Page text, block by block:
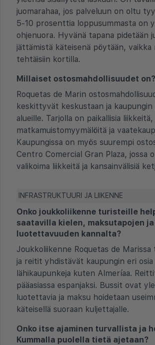
juomarahaa, jos palveluun on oltu
5-10 prosenttia loppusummasta on
ohjenuora. Hyvänä tapana pidetään
jättämistä käteisenä pöytään, vaikka
tehtäisiin kortilla.
Millaiset ostosmahdollisuudet on?
Roquetas de Marin
keskittyvät keskustaan ja kaupungin
alueille. Tarjolla on paikallisia liikkeitä,
matkamuistomyymälöitä ja
Kaupungissa on myös suurempi
Centro Comercial Gran Plaza, jossa
valikoima liikkeitä ja kansainvälisiä
INFRASTRUKTUURI JA LIIKENNE
Onko joukkoliikenne turisteille
saatavilla kielen, maksutapojen ja
luotettavuuden kannalta?
Joukkoliikenne Roquetas de Marissa
ja reitit yhdistävät kaupungin eri osia
lähikaupunkeja kuten Almeríaa.
pääasiassa espanjaksi. Bussit ovat
luotettavia ja maksu hoidetaan
käteisellä suoraan kuljettajalle.
Onko itse ajaminen turvallista ja
Kummalla puolella tietä ajetaan?